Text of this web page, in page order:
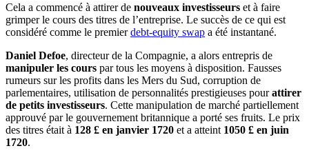
Cela a commencé à attirer de nouveaux investisseurs et à faire
grimper le cours des titres de l’entreprise. Le succès de ce qui est
considéré comme le premierdebt-equity swap a été instantané.
Daniel Defoe, directeur de la Compagnie, a alors entrepris de
manipuler les cours par tous les moyens à disposition. Fausses
rumeurs sur les profits dans les Mers du Sud, corruption de
parlementaires, utilisation de personnalités prestigieuses pourattirer
de petits investisseurs. Cette manipulation de marché partiellement
approuvé par le gouvernement britannique a porté ses fruits. Le prix
des titres était à 128 £ en janvier 1720 et a atteint 1050 £ en juin
1720.